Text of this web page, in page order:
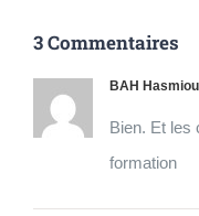
3 Commentaires
BAH Hasmiou
Bien. Et les
formation